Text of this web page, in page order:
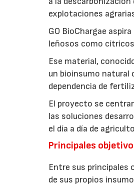
explotaciones
GO BioChargae
leñosos como
Ese material,
un bioinsumo natural
dependencia de
El proyecto se
las soluciones
el día a día de
Principales
Entre sus principales
de sus propios